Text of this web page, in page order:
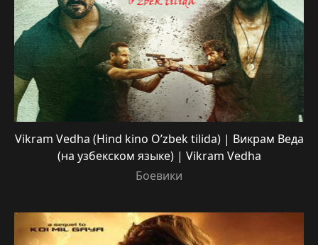
Vikram Vedha (Hind kino O’zbek tilida) | Викрам Веда
(на узбекском языке) | Vikram Vedha
Боевики